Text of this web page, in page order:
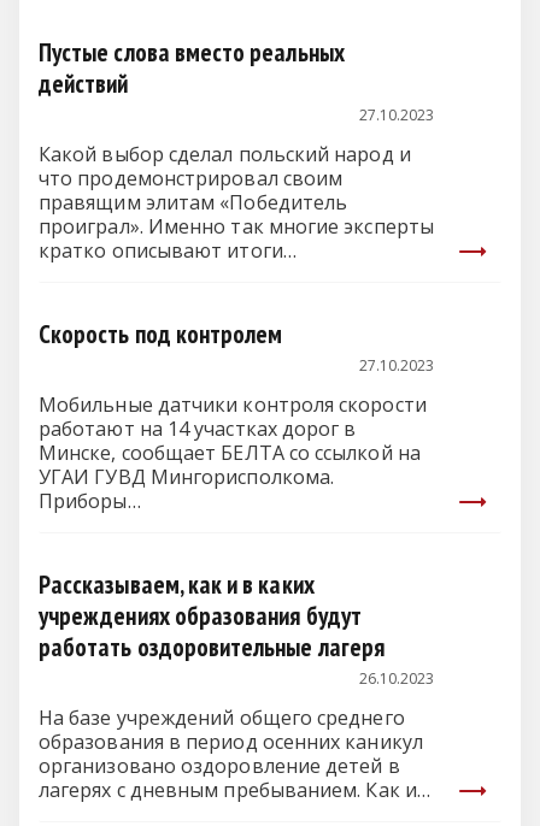
Пустые слова вместо реальных
действий
27.10.2023
Какой выбор сделал польский народ и
что продемонстрировал своим
правящим элитам «Победитель
проиграл». Именно так многие эксперты
кратко описывают итоги…
Скорость под контролем
27.10.2023
Мобильные датчики контроля скорости
работают на 14 участках дорог в
Минске, сообщает БЕЛТА со ссылкой на
УГАИ ГУВД Мингорисполкома.
Приборы…
Рассказываем, как и в каких
учреждениях образования будут
работать оздоровительные лагеря
26.10.2023
На базе учреждений общего среднего
образования в период осенних каникул
организовано оздоровление детей в
лагерях с дневным пребыванием. Как и…